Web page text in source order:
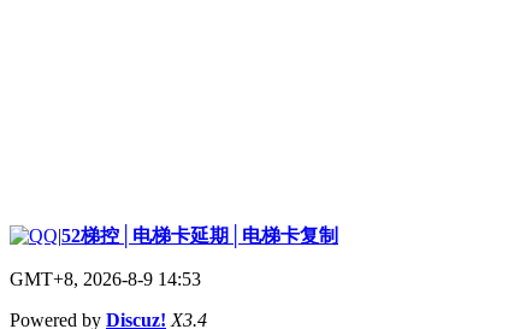
|52梯控│电梯卡延期│电梯卡复制
GMT+8, 2026-8-9 14:53
Powered by Discuz! X3.4